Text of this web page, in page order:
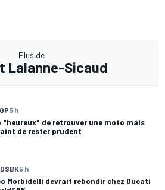
Plus de
Lalanne-Sicaud
5 h
"heureux" de retrouver une moto mais
de rester prudent
5 h
Morbidelli devrait rebondir chez Ducati